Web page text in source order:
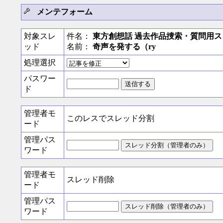
メンテフォーム
対象スレ
ッド
件名： 東方創想話 過去作品捜索・質問用
名前： 奇声を発する（ry
処理選択
パスワー
ド
管理者モ
ード
このレスでスレッド分割
管理パス
ワード
管理者モ
ード
スレッド削除
管理パス
ワード